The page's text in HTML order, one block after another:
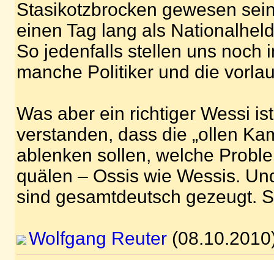
Stasikotzbrocken gewesen
einen Tag lang als
So jedenfalls stellen uns noch
manche Politiker und die
Was aber ein richtiger Wessi
verstanden, dass die „ollen
ablenken sollen, welche
quälen – Ossis wie Wessis.
sind gesamtdeutsch gezeugt.
Wolfgang Reuter